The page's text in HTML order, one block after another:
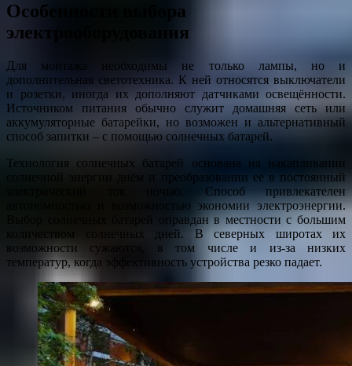
Особенности выбора
электрооборудования
Для монтажа необходимы не только лампы, но и
дополнительная светотехника. К ней относятся выключатели
и розетки, иногда их дополняют датчиками освещённости.
Источником питания обычно служит домашняя сеть или
аккумуляторные батарейки, но возможен и альтернативный
способ запитки – с помощью солнечных батарей.
Технология солнечных батарей основана на накапливании
солнечной энергии днём и преобразовании её в постоянный
электрический ток ночью. Способ привлекателен
автономностью и возможностью экономии электроэнергии.
Выбор солнечных батарей оправдан в местности с большим
количеством солнечных дней. В северных широтах их
возможности сужаются, в том числе и из-за низких
температур, когда эффективность устройства резко падает.